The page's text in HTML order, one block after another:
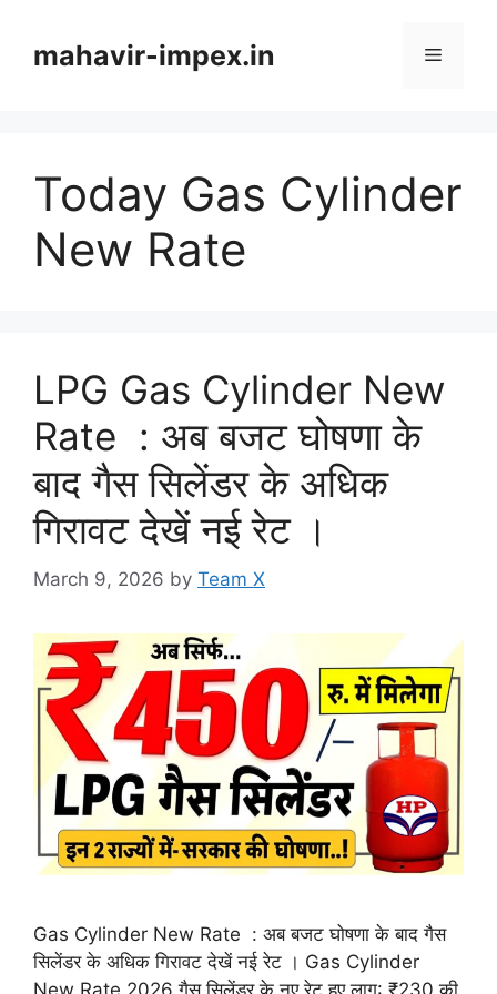
contentmahavir-impex.in Menu
Today Gas Cylinder
New Rate
LPG Gas Cylinder New
Rate : अब बजट घोषणा के
बाद गैस सिलेंडर के अधिक
गिरावट देखें नई रेट ।
March 9, 2026 by Team X
Gas Cylinder New Rate : अब बजट घोषणा के बाद गैस
सिलेंडर के अधिक गिरावट देखें नई रेट । Gas Cylinder
New Rate 2026 गैस सिलेंडर के नए रेट हुए लागू: ₹230 की